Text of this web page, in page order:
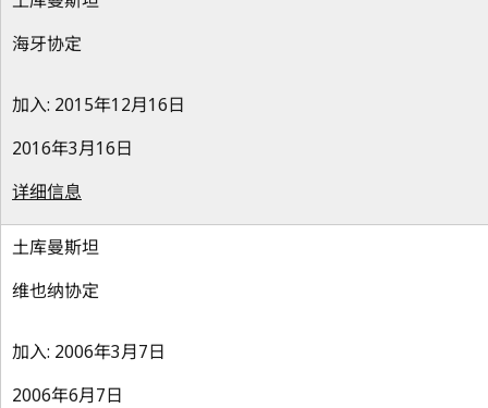
海牙协定
加入: 2015年12月16日
2016年3月16日
详细信息
土库曼斯坦
维也纳协定
加入: 2006年3月7日
2006年6月7日